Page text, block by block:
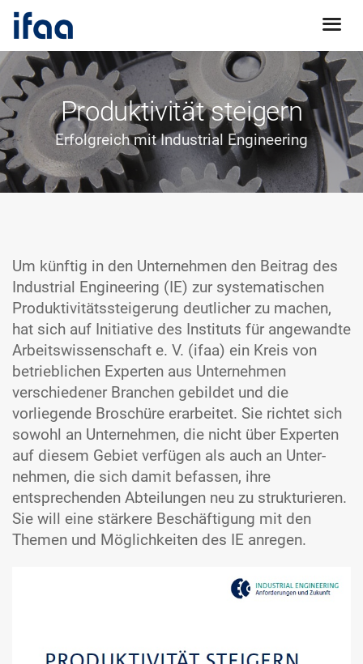
Produktivität steigern
Erfolgreich mit Industrial Engineering
Um künftig in den Unternehmen den Beitrag des
Industrial Engineering (IE) zur systema­tischen
Produktivitäts­steigerung deutlicher zu machen,
hat sich auf Initiative des Instituts für angewandte
Arbeits­wissenschaft e. V. (ifaa) ein Kreis von
betrieblichen Experten aus Unter­nehmen
verschiedener Branchen gebildet und die
vorliegende Broschüre erarbeitet. Sie richtet sich
sowohl an Unter­nehmen, die nicht über Experten
auf diesem Gebiet verfügen als auch an Unter­
nehmen, die sich damit befassen, ihre
entsprechenden Abteilungen neu zu strukturieren.
Sie will eine stärkere Beschäftigung mit den
Themen und Möglich­keiten des IE anregen.